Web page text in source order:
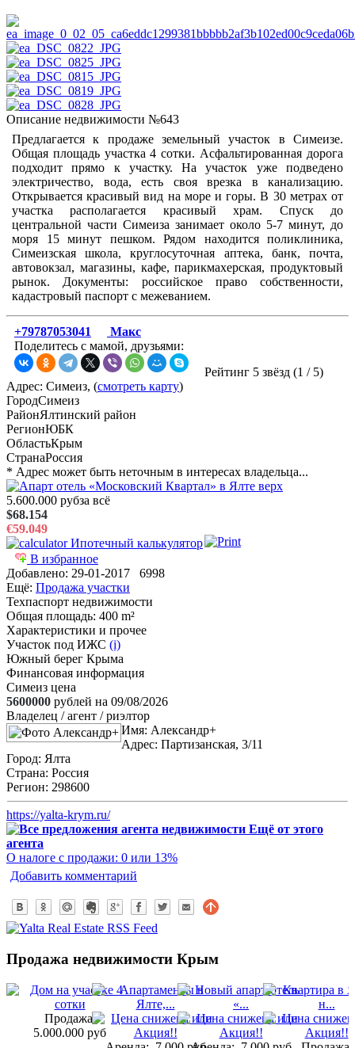
Описание недвижимости №643
Предлагается к продаже земельный участок в Симеизе.
Общая площадь участка 4 сотки. Асфальтированная дорога
подходит прямо к участку. На участок уже подведено
электричество, вода, есть своя врезка в канализацию.
Открывается красивый вид на море и горы. В 30 метрах от
участка располагается красивый храм. Спуск до
центральной части Симеиза занимает около 5-7 минут, до
моря 15 минут пешком. Рядом находится поликлиника,
Симеизская школа, круглосуточная аптека, банк, почта,
автовокзал, магазины, кафе, парикмахерская, продуктовый
рынок. Документы: российское право собственности,
кадастровый паспорт с межеванием.
+79787053041
Макс
Поделитесь с мамой, друзьями:
Рейтинг 5 звёзд (1 / 5)
Адрес: Симеиз, (смотреть карту)
ГородСимеиз
РайонЯлтинский район
РегионЮБК
ОбластьКрым
СтранаРоссия
* Адрес может быть неточным в интересах владельца...
5.600.000 рубза всё
$68.154
€59.049
Ипотечный калькулятор
В избранное
Добавлено: 29-01-2017 6998
Ещё: Продажа участки
Техпаспорт недвижимости
Общая площадь: 400 m²
Характеристики и прочее
Участок под ИЖС (i)
Южный берег Крыма
Финансовая информация
Симеиз цена
5600000 рублей на 09/08/2026
Владелец / агент / риэлтор
Имя: Александр+
Адрес: Партизанская, 3/11
Город: Ялта
Страна: Россия
Регион: 298600
https://yalta-krym.ru/
Ещё от этого
агента
О налоге с продажи: 0 или 13%
Добавить комментарий
Продажа недвижимости Крым
Продажа:
5.000.000 руб